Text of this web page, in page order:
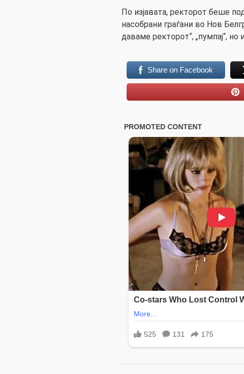
По изјавата, ректорот беше
насобрани граѓани во Нов
даваме ректорот“, „пумпај“, но
Share on Facebook